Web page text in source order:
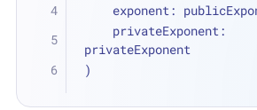
exponent:
privateExponent
)